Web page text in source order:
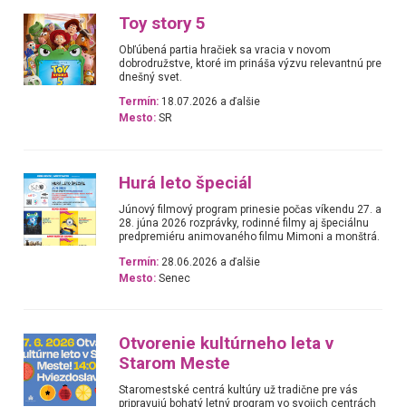
Toy story 5
Obľúbená partia hračiek sa vracia v novom
dobrodružstve, ktoré im prináša výzvu relevantnú pre
dnešný svet.
Termín: 18.07.2026 a ďalšie
Mesto: SR
Hurá leto špeciál
Júnový filmový program prinesie počas víkendu 27. a
28. júna 2026 rozprávky, rodinné filmy aj špeciálnu
predpremiéru animovaného filmu Mimoni a monštrá.
Termín: 28.06.2026 a ďalšie
Mesto: Senec
Otvorenie kultúrneho leta v
Starom Meste
Staromestské centrá kultúry už tradične pre vás
pripravujú bohatý letný program vo svojich centrách